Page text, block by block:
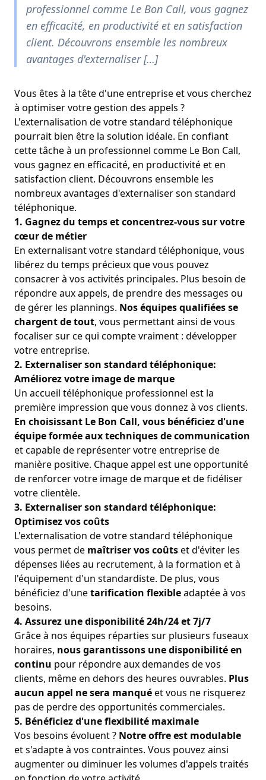
professionnel comme Le Bon Call, vous gagnez
en efficacité, en productivité et en satisfaction
client. Découvrons ensemble les nombreux
avantages d'externaliser […]
Vous êtes à la tête d'une entreprise et vous cherchez
à optimiser votre gestion des appels ?
L'externalisation de votre standard téléphonique
pourrait bien être la solution idéale. En confiant
cette tâche à un professionnel comme Le Bon Call,
vous gagnez en efficacité, en productivité et en
satisfaction client. Découvrons ensemble les
nombreux avantages d'externaliser son standard
téléphonique.
1. Gagnez du temps et concentrez-vous sur votre
cœur de métier
En externalisant votre standard téléphonique, vous
libérez du temps précieux que vous pouvez
consacrer à vos activités principales. Plus besoin de
répondre aux appels, de prendre des messages ou
de gérer les plannings. Nos équipes qualifiées se
chargent de tout, vous permettant ainsi de vous
focaliser sur ce qui compte vraiment : développer
votre entreprise.
2. Externaliser son standard téléphonique:
Améliorez votre image de marque
Un accueil téléphonique professionnel est la
première impression que vous donnez à vos clients.
En choisissant Le Bon Call, vous bénéficiez d'une
équipe formée aux techniques de communication
et capable de représenter votre entreprise de
manière positive. Chaque appel est une opportunité
de renforcer votre image de marque et de fidéliser
votre clientèle.
3. Externaliser son standard téléphonique:
Optimisez vos coûts
L'externalisation de votre standard téléphonique
vous permet de maîtriser vos coûtset d'éviter les
dépenses liées au recrutement, à la formation et à
l'équipement d'un standardiste. De plus, vous
bénéficiez d'unetarification flexibleadaptée à vos
besoins.
4. Assurez une disponibilité 24h/24 et 7j/7
Grâce à nos équipes réparties sur plusieurs fuseaux
horaires, nous garantissons une disponibilité en
continu pour répondre aux demandes de vos
clients, même en dehors des heures ouvrables. Plus
aucun appel ne sera manquéet vous ne risquerez
pas de perdre des opportunités commerciales.
5. Bénéficiez d'une flexibilité maximale
Vos besoins évoluent ? Notre offre est modulable
et s'adapte à vos contraintes. Vous pouvez ainsi
augmenter ou diminuer les volumes d'appels traités